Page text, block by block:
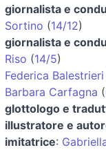
giornalista e
Sortino (14/12)
giornalista e
Riso (14/5)
Federica Balestrieri
Barbara Carfagna (
glottologo e
illustratore e
imitatrice: